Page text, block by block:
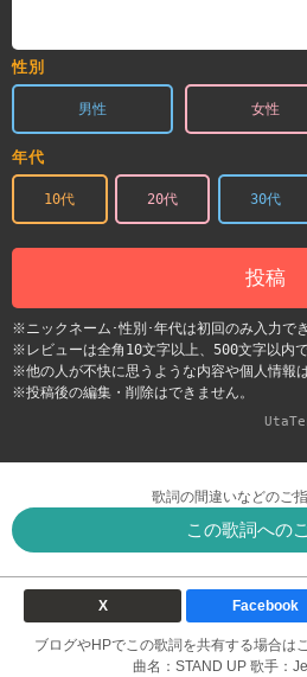
性別
男性 女性
年代
10代 20代 30代
投稿
※ニックネーム･性別･年代は初回のみ入力でき
※レビューは全角10文字以上、500文字以内で
※他の人が不快に思うような内容や個人情報
※投稿後の編集・削除はできません。
歌詞の間違いなどのご
この歌詞への
X Facebook
ブログやHPでこの歌詞を共有する場合は
曲名：STAND UP 歌手：